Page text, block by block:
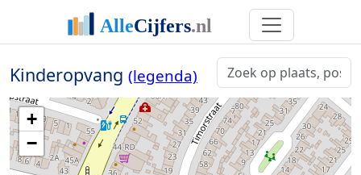
Kinderopvang (legenda)
+
−